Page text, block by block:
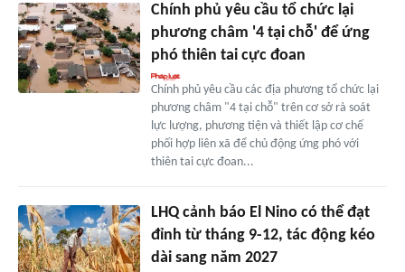
Chính phủ yêu cầu tổ chức lại
phương châm '4 tại chỗ' để ứng
phó thiên tai cực đoan
Chính phủ yêu cầu các địa phương tổ chức lại
phương châm "4 tại chỗ" trên cơ sở rà soát
lực lượng, phương tiện và thiết lập cơ chế
phối hợp liên xã để chủ động ứng phó với
thiên tai cực đoan...
LHQ cảnh báo El Nino có thể đạt
đỉnh từ tháng 9-12, tác động kéo
dài sang năm 2027